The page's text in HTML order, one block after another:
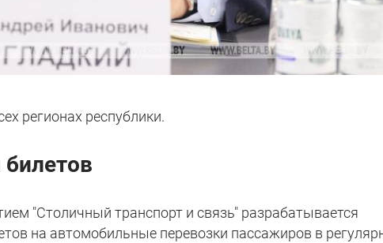
регионах республики.
"Столичный транспорт и связь" разрабатывается
на автомобильные перевозки пассажиров в